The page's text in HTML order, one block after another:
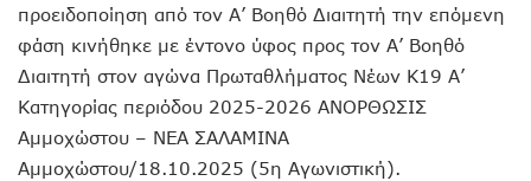
προειδοποίηση από τον Α’ Βοηθό Διαιτητή την επόμενη
φάση κινήθηκε με έντονο ύφος προς τον Α’ Βοηθό
Διαιτητή στον αγώνα Πρωταθλήματος Νέων Κ19 Α’
Κατηγορίας περιόδου 2025-2026 ΑΝΟΡΘΩΣΙΣ
Αμμοχώστου – ΝΕΑ ΣΑΛΑΜΙΝΑ
Αμμοχώστου/18.10.2025 (5η Αγωνιστική).